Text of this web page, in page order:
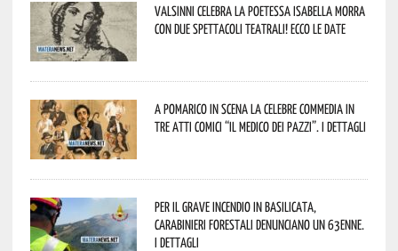
Valsinni celebra la poetessa Isabella Morra
con due spettacoli teatrali! Ecco le date
A Pomarico in scena la celebre commedia in
tre atti comici “Il medico dei pazzi”. I dettagli
Per il grave incendio in Basilicata,
Carabinieri forestali denunciano un 63enne.
I dettagli